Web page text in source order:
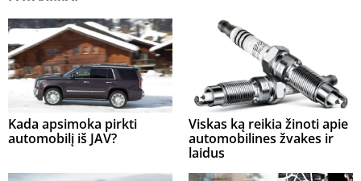
Kada apsimoka pirkti
automobilį iš JAV?
Viskas ką reikia žinoti apie
automobilines žvakes ir
laidus